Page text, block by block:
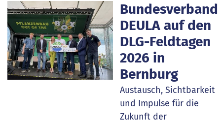
Bundesverband
DEULA auf den
DLG-Feldtagen
2026 in
Bernburg
Austausch, Sichtbarkeit
und Impulse für die
Zukunft der